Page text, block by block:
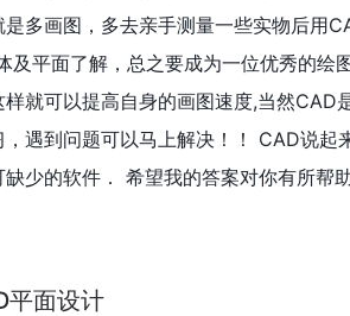
多画图，多去亲手测量一些实物后用
及平面了解，总之要成为一位优秀的绘
就可以提高自身的画图速度,当然CAD
遇到问题可以马上解决！！ CAD说起
少的软件． 希望我的答案对你有所帮
平面设计